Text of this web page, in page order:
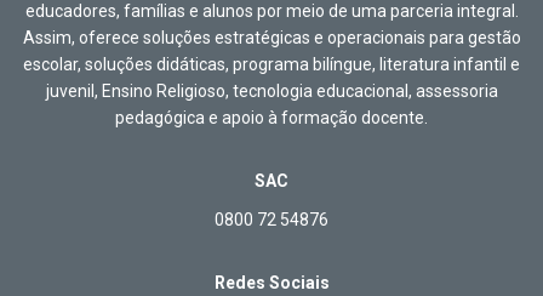
educadores, famílias e alunos por meio de uma parceria integral.
Assim, oferece soluções estratégicas e operacionais para gestão
escolar, soluções didáticas, programa bilíngue, literatura infantil e
juvenil, Ensino Religioso, tecnologia educacional, assessoria
pedagógica e apoio à formação docente.
SAC
0800 72 54876
Redes Sociais